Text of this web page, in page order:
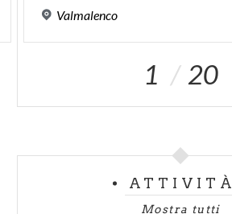
Valmalenco
1 20
ATTIVITÀ
Mostra tutti